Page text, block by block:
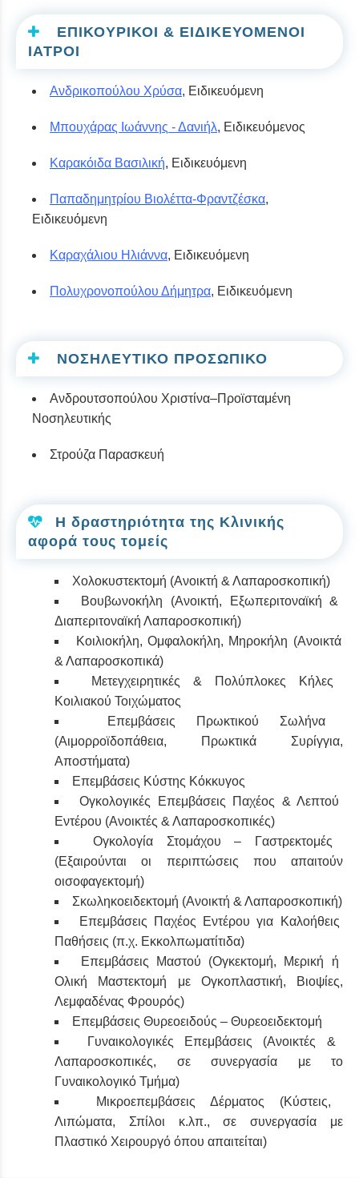
ΕΠΙΚΟΥΡΙΚΟΙ & ΕΙΔΙΚΕΥΟΜΕΝΟΙ
ΙΑΤΡΟΙ
Ανδρικοπούλου Χρύσα, Ειδικευόμενη
Μπουχάρας Ιωάννης - Δανιήλ, Ειδικευόμενος
Καρακόιδα Βασιλική, Ειδικευόμενη
Παπαδημητρίου Βιολέττα-Φραντζέσκα,
Ειδικευόμενη
Καραχάλιου Ηλιάννα, Ειδικευόμενη
Πολυχρονοπούλου Δήμητρα, Ειδικευόμενη
ΝΟΣΗΛΕΥΤΙΚΟ ΠΡΟΣΩΠΙΚΟ
Ανδρουτσοπούλου Χριστίνα–Προϊσταμένη
Νοσηλευτικής
Στρούζα Παρασκευή
Η δραστηριότητα της Κλινικής
αφορά τους τομείς
Χολοκυστεκτομή (Ανοικτή & Λαπαροσκοπική)
Βουβωνοκήλη (Ανοικτή, Εξωπεριτοναϊκή &
Διαπεριτοναϊκή Λαπαροσκοπική)
Κοιλιοκήλη, Ομφαλοκήλη, Μηροκήλη (Ανοικτά
& Λαπαροσκοπικά)
Μετεγχειρητικές & Πολύπλοκες Κήλες
Κοιλιακού Τοιχώματος
Επεμβάσεις Πρωκτικού Σωλήνα
(Αιμορροϊδοπάθεια, Πρωκτικά Συρίγγια,
Αποστήματα)
Επεμβάσεις Κύστης Κόκκυγος
Ογκολογικές Επεμβάσεις Παχέος & Λεπτού
Εντέρου (Ανοικτές & Λαπαροσκοπικές)
Ογκολογία Στομάχου – Γαστρεκτομές
(Εξαιρούνται οι περιπτώσεις που απαιτούν
οισοφαγεκτομή)
Σκωληκοειδεκτομή (Ανοικτή & Λαπαροσκοπική)
Επεμβάσεις Παχέος Εντέρου για Καλοήθεις
Παθήσεις (π.χ. Εκκολπωματίτιδα)
Επεμβάσεις Μαστού (Ογκεκτομή, Μερική ή
Ολική Μαστεκτομή με Ογκοπλαστική, Βιοψίες,
Λεμφαδένας Φρουρός)
Επεμβάσεις Θυρεοειδούς – Θυρεοειδεκτομή
Γυναικολογικές Επεμβάσεις (Ανοικτές &
Λαπαροσκοπικές, σε συνεργασία με το
Γυναικολογικό Τμήμα)
Μικροεπεμβάσεις Δέρματος (Κύστεις,
Λιπώματα, Σπίλοι κ.λπ., σε συνεργασία με
Πλαστικό Χειρουργό όπου απαιτείται)